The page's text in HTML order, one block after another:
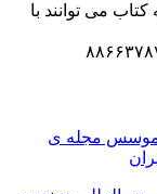
می توانند با
موسس مجله ی